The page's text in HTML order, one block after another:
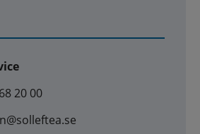
20 00